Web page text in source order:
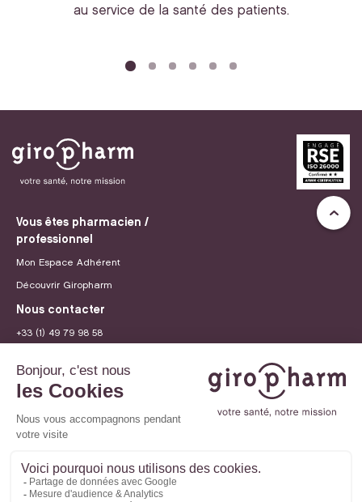
au service de la santé des patients.
Vous êtes pharmacien /
professionnel
Mon Espace Adhérent
Découvrir Giropharm
Nous contacter
+33 (1) 49 79 98 58
Recrutement